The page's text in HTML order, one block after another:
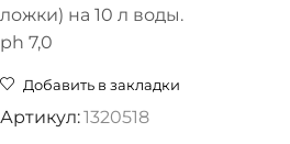
ложки) на 10 л воды.
ph 7,0
Добавить в закладки
Артикул:1320518